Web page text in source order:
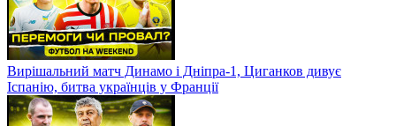
Вирішальний матч Динамо і Дніпра-1, Циганков дивує
Іспанію, битва українців у Франції